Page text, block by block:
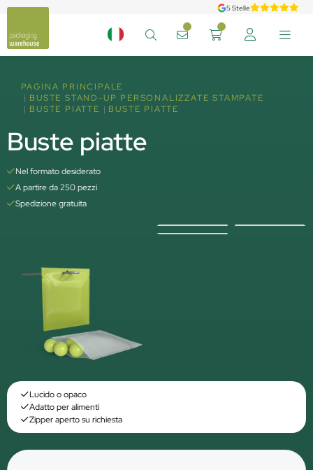
5 Stelle
PAGINA PRINCIPALE
BUSTE STAND-UP PERSONALIZZATE STAMPATE
BUSTE PIATTE
BUSTE PIATTE
Buste piatte
Nel formato desiderato
A partire da 250 pezzi
Spedizione gratuita
Lucido o opaco
Adatto per alimenti
Zipper aperto su richiesta